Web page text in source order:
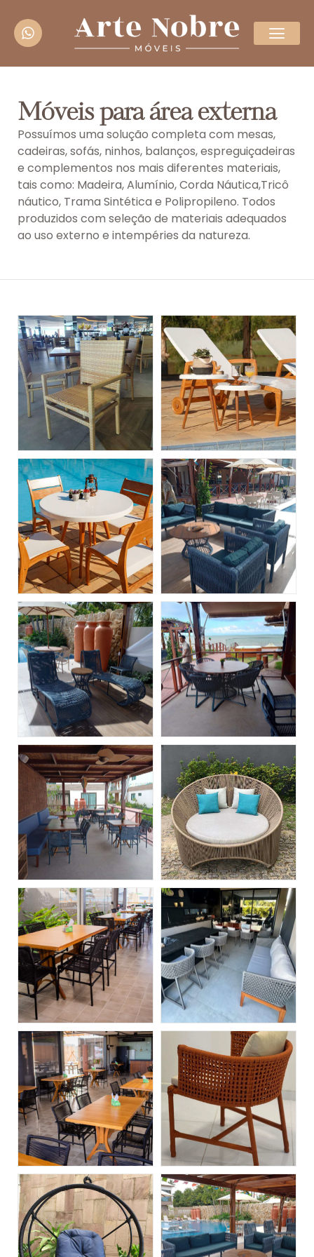
Móveis para área externa
Possuímos uma solução completa com mesas,
cadeiras, sofás, ninhos, balanços, espreguiçadeiras
e complementos nos mais diferentes materiais,
tais como: Madeira, Alumínio, Corda Náutica,Tricô
náutico, Trama Sintética e Polipropileno. Todos
produzidos com seleção de materiais adequados
ao uso externo e intempéries da natureza.